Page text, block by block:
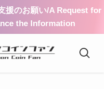
援のお願い/A Request for
the Information